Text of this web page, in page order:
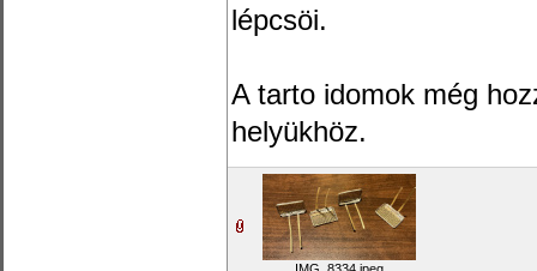
lépcsöi.
A tarto idomok még
helyükhöz.